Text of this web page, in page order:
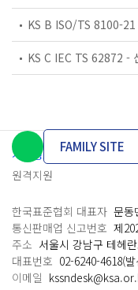
개인정보처리방침 이용
원격지원
FAMILY SITE
한국표준협회 대표자 문동
통신판매업 신고번호 제
주소 서울시 강남구 테헤
대표번호 02-6240-4618(
이메일